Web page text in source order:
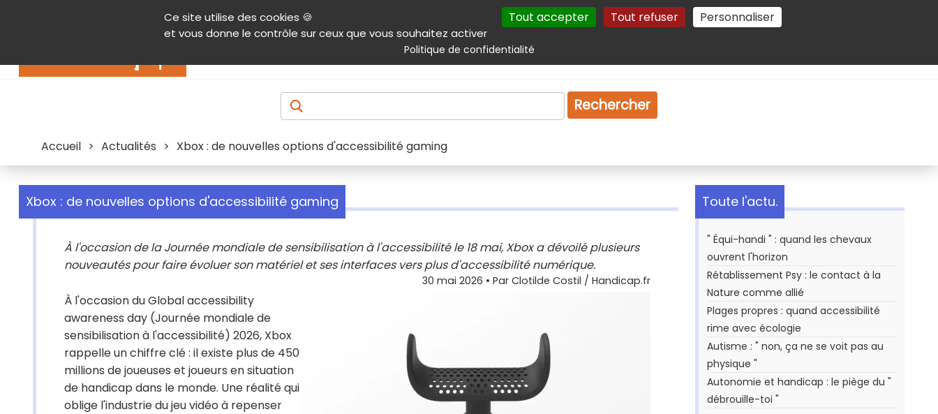
Ce site utilise des cookies 🍪
et vous donne le contrôle sur ceux que vous souhaitez activer
Tout accepter Tout refuser Personnaliser
Politique de confidentialité
Contenu Aide et accessibilité Menu principal Autres services Plan du site Gestion des cookies
Produits & services Emploi Droit
Rechercher
Accueil > Actualités > Xbox : de nouvelles options d'accessibilité gaming
Xbox : de nouvelles options d'accessibilité gaming
À l'occasion de la Journée mondiale de sensibilisation à l'accessibilité le 18 mai, Xbox a dévoilé plusieurs
nouveautés pour faire évoluer son matériel et ses interfaces vers plus d'accessibilité numérique.
30 mai 2026 • Par Clotilde Costil / Handicap.fr
À l'occasion du Global accessibility
awareness day (Journée mondiale de
sensibilisation à l'accessibilité) 2026, Xbox
rappelle un chiffre clé : il existe plus de 450
millions de joueuses et joueurs en situation
de handicap dans le monde. Une réalité qui
oblige l'industrie du jeu vidéo à repenser
Toute l'actu.
" Équi-handi " : quand les chevaux
ouvrent l'horizon
Rétablissement Psy : le contact à la
Nature comme allié
Plages propres : quand accessibilité
rime avec écologie
Autisme : " non, ça ne se voit pas au
physique "
Autonomie et handicap : le piège du "
débrouille-toi "